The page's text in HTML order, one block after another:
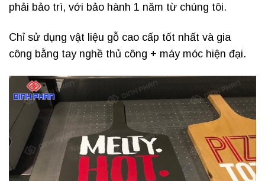
phải bảo trì, với bảo hành 1 năm từ chúng tôi.
Chỉ sử dụng vật liệu gỗ cao cấp tốt nhất và gia
công bằng tay nghề thủ công + máy móc hiện đại.